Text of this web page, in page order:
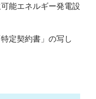
能エネルギー発電設
定契約書」の写し